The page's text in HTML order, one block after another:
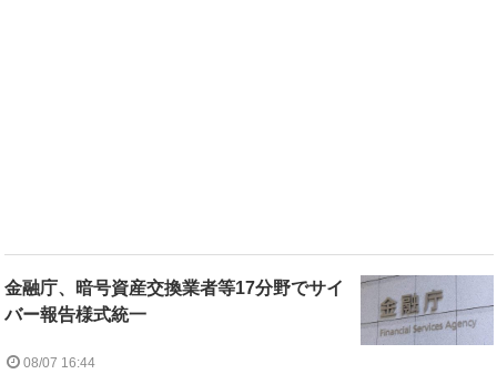
金融庁、暗号資産交換業者等17分野でサイ
バー報告様式統一
08/07 16:44